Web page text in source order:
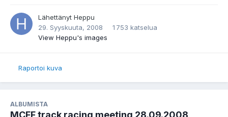
Lähettänyt Heppu
29. Syyskuuta, 2008
1 753 katselua
View Heppu's images
Raportoi kuva
ALBUMISTA
MCFF track racing meeting 28.09.2008